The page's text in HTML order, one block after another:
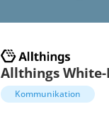
Allthings
Kommunikation